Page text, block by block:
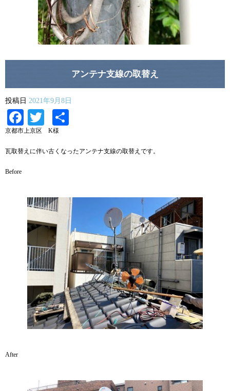
アンテナ支線の取替え
投稿日 2021年9月8日
Facebook
Twitter
京都市上京区 K様
瓦取替えに伴い古くなったアンテナ支線の取替えです。
Before
After